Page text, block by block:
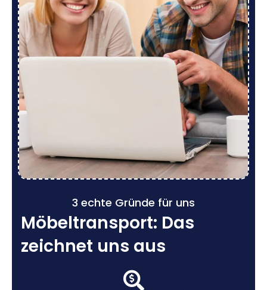
3 echte Gründe für uns
Möbeltransport: Das
zeichnet uns aus